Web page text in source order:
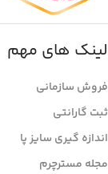
لینک های مهم
فروش سازمانی
ثبت گارانتی
اندازه گیری سایز پا
مجله مسترچرم